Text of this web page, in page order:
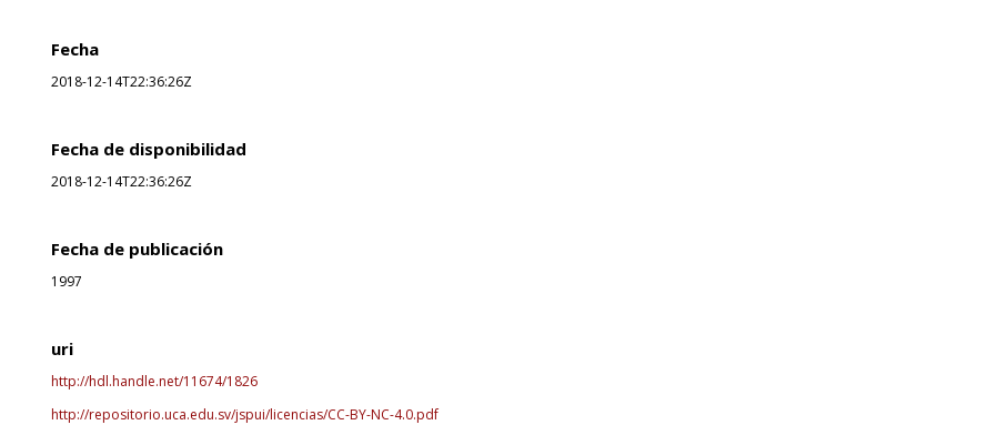
Fecha
2018-12-14T22:36:26Z
Fecha de disponibilidad
2018-12-14T22:36:26Z
Fecha de publicación
1997
uri
http://hdl.handle.net/11674/1826
http://repositorio.uca.edu.sv/jspui/licencias/CC-BY-NC-4.0.pdf